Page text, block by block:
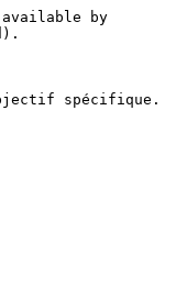
by
spécifique.